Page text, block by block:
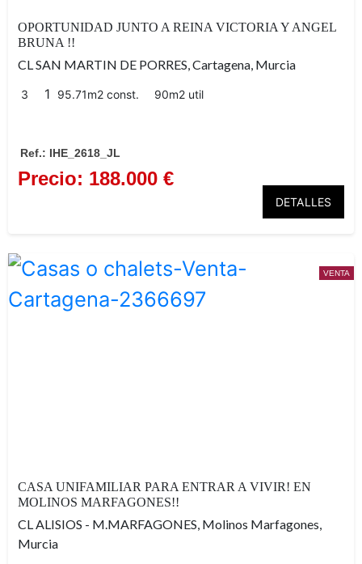
OPORTUNIDAD JUNTO A REINA VICTORIA Y ANGEL
BRUNA !!
CL SAN MARTIN DE PORRES, Cartagena, Murcia
3 1 95.71m2 const. 90m2 util
Ref.: IHE_2618_JL
Precio: 188.000 €
DETALLES
VENTA
CASA UNIFAMILIAR PARA ENTRAR A VIVIR! EN
MOLINOS MARFAGONES!!
CL ALISIOS - M.MARFAGONES, Molinos Marfagones,
Murcia